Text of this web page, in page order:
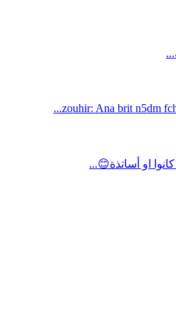
zouhir: Ana brit n5dm
او أساتذة😊...